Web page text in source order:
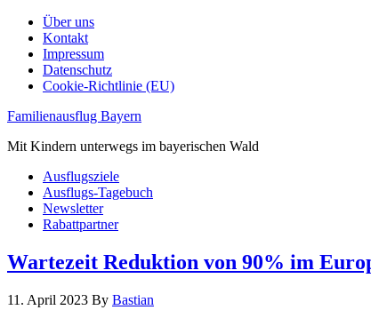
Über uns
Kontakt
Impressum
Datenschutz
Cookie-Richtlinie (EU)
Familienausflug Bayern
Mit Kindern unterwegs im bayerischen Wald
Ausflugsziele
Ausflugs-Tagebuch
Newsletter
Rabattpartner
Wartezeit Reduktion von 90% im
11. April 2023 By Bastian